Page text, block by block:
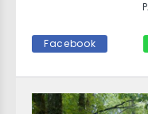
Facebook